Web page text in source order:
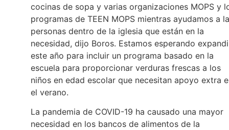
cocinas de sopa y varias organizaciones MOPS y
programas de TEEN MOPS mientras ayudamos a
personas dentro de la iglesia que están en la
necesidad, dijo Boros. Estamos esperando
este año para incluir un programa basado en la
escuela para proporcionar verduras frescas a los
niños en edad escolar que necesitan apoyo extra
el verano.
La pandemia de COVID-19 ha causado una mayor
necesidad en los bancos de alimentos de la